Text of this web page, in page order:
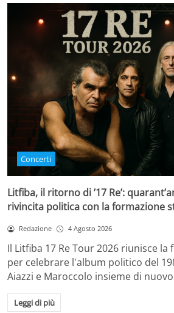
Concerti
Litfiba, il ritorno di ’17 Re’:
rivincita politica con la formazione
Redazione 4 Agosto 2026
Il Litfiba 17 Re Tour 2026 riunisce
per celebrare l'album politico del
Aiazzi e Maroccolo insieme di
Leggi di più